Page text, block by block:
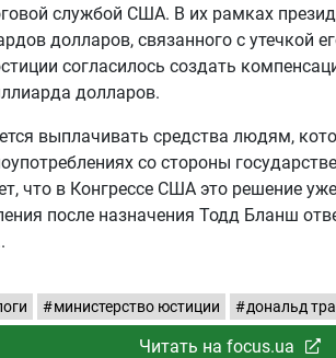
службой США. В их рамках
долларов, связанного с утечкой
согласилось создать
долларов.
выплачивать средства людям,
со стороны
что в Конгрессе США это решение
после назначения Тодд Бланш
министерство юстиции дональд
Читать на focus.ua